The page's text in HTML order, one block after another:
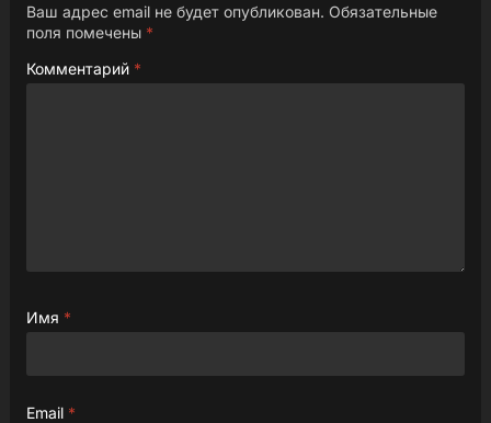
Ваш адрес email не будет опубликован. Обязательные
поля помечены *
Комментарий *
Имя *
Email *